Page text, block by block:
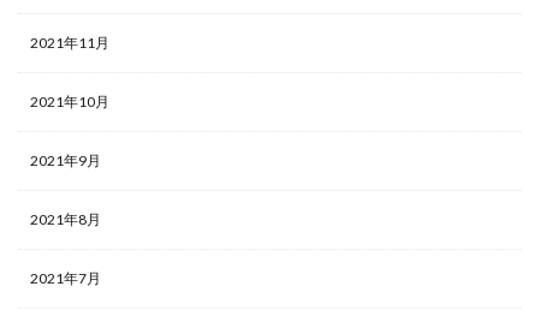
2021年11月
2021年10月
2021年9月
2021年8月
2021年7月